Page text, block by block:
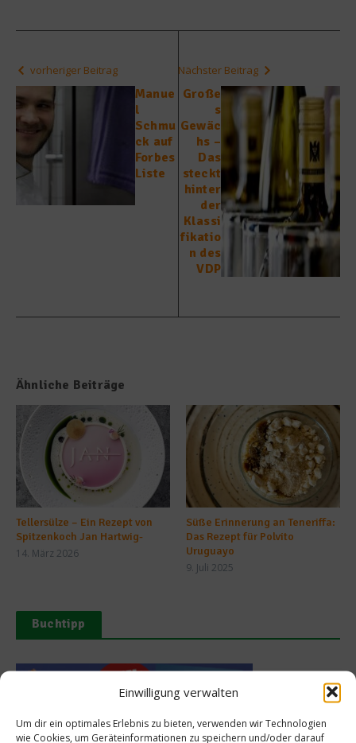
Einwilligung verwalten
Um dir ein optimales Erlebnis zu bieten, verwenden wir Technologien
wie Cookies, um Geräteinformationen zu speichern und/oder darauf
vorheriger Beitrag
Manue
l
Schmu
ck auf
Forbes
Liste
Nächster Beitrag
Große
s
Gewäc
hs –
Das
steckt
hinter
der
Klassi
fikatio
n des
VDP
Ähnliche Beiträge
Tellersülze – Ein Rezept von
Spitzenkoch Jan Hartwig-
14. März 2026
Süße Erinnerung an Teneriffa:
Das Rezept für Polvito
Uruguayo
9. Juli 2025
Buchtipp